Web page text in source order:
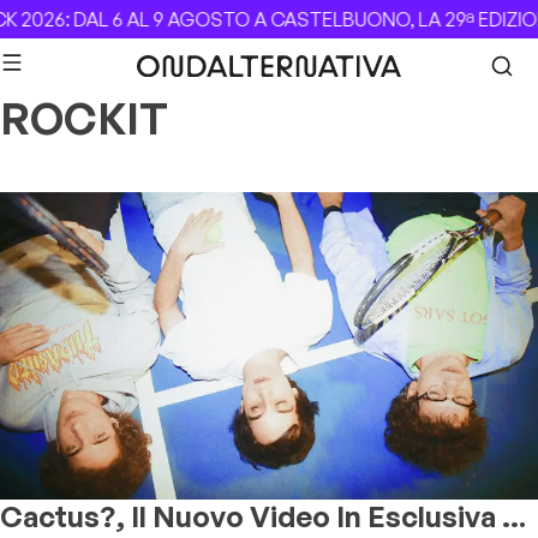
Skip to content
2026: DAL 6 AL 9 AGOSTO A CASTELBUONO, LA 29ª
ROCKIT
Cactus?, Il Nuovo Video In Esclusiva Su